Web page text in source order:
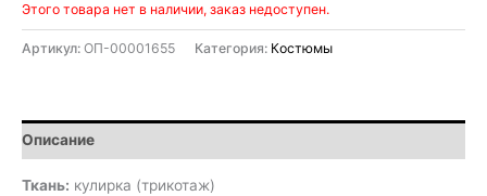
Этого товара нет в наличии, заказ недоступен.
Артикул: ОП-00001655 Категория: Костюмы
Описание
Ткань: кулирка (трикотаж)